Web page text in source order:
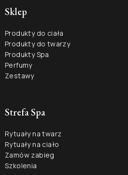
Sklep
Produkty do ciała
Produkty do twarzy
Produkty Spa
Perfumy
Zestawy
Strefa Spa
Rytuały na twarz
Rytuały na ciało
Zamów zabieg
Szkolenia